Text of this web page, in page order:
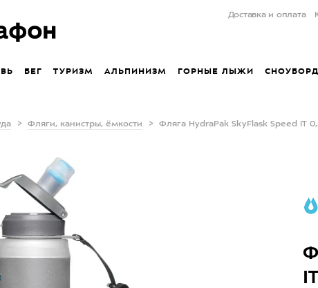
Доставка и оплата
БЕГ ТУРИЗМ АЛЬПИНИЗМ ГОРНЫЕ ЛЫЖИ СНОУБОРД
Фляги, канистры, ёмкости Фляга HydraPak SkyFlask Speed IT